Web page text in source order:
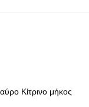
Κίτρινο μήκος